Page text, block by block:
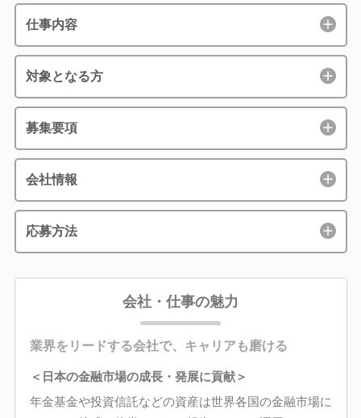
仕事内容
対象となる方
募集要項
会社情報
応募方法
会社・仕事の魅力
業界をリードする会社で、キャリアも磨ける
＜日本の金融市場の成長・発展に貢献＞
年金基金や投資信託などの資産は世界各国の金融市場に